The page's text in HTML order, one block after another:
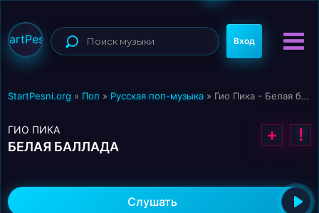
Вход
StartPesni.org » Поп » Русская поп-музыка » Гио Пика - Белая баллада
ГИО ПИКА
БЕЛАЯ БАЛЛАДА
+ !
Слушать